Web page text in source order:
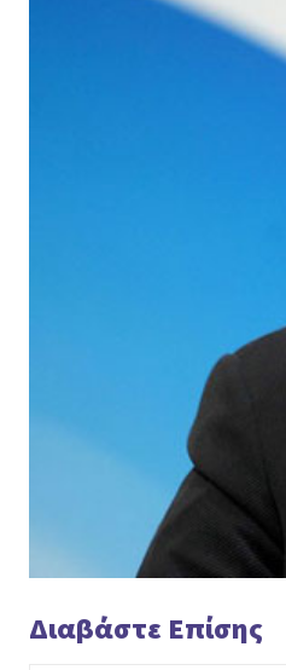
Διαβάστε Επίσης